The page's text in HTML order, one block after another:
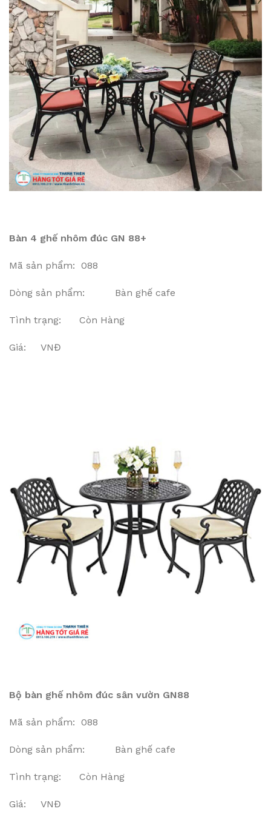
Bàn 4 ghế nhôm đúc GN 88+
Mã sản phẩm: 088
Dòng sản phẩm: Bàn ghế cafe
Tình trạng: Còn Hàng
Giá: VNĐ
Bộ bàn ghế nhôm đúc sân vườn GN88
Mã sản phẩm: 088
Dòng sản phẩm: Bàn ghế cafe
Tình trạng: Còn Hàng
Giá: VNĐ